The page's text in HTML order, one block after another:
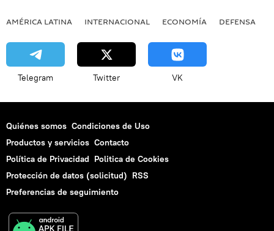
AMÉRICA LATINA INTERNACIONAL ECONOMÍA DEFENSA
Telegram Twitter VK
Quiénes somos Condiciones de Uso
Productos y servicios Contacto
Política de Privacidad Politica de Cookies
Protección de datos (solicitud) RSS
Preferencias de seguimiento